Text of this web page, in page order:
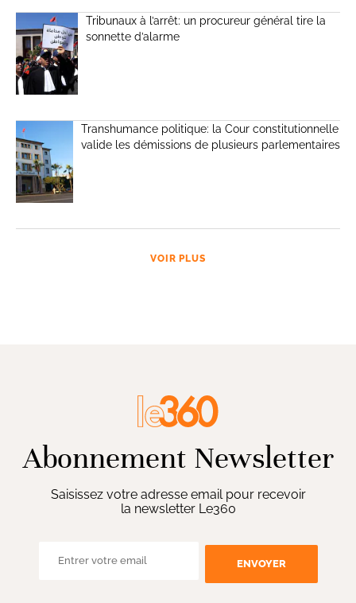
Tribunaux à l’arrêt: un procureur général tire la
sonnette d’alarme
Transhumance politique: la Cour constitutionnelle
valide les démissions de plusieurs parlementaires
VOIR PLUS
Abonnement Newsletter
Saisissez votre adresse email pour recevoir
la newsletter Le360
ENVOYER